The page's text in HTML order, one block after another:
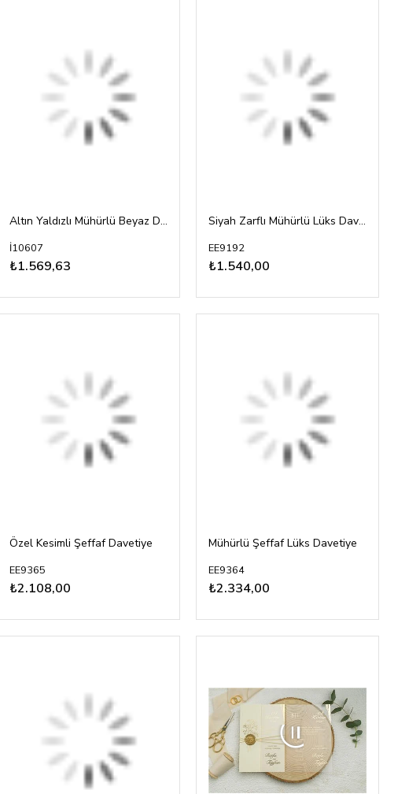
Altın Yaldızlı Mühürlü Beyaz Davetiye
İ10607
₺1.569,63
Siyah Zarflı Mühürlü Lüks Davetiye
EE9192
₺1.540,00
Özel Kesimli Şeffaf Davetiye
EE9365
₺2.108,00
Mühürlü Şeffaf Lüks Davetiye
EE9364
₺2.334,00